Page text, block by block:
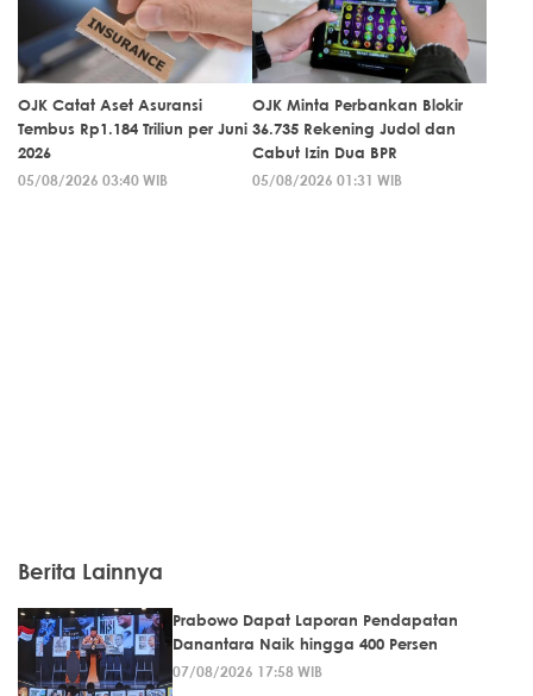
OJK Catat Aset Asuransi
Tembus Rp1.184 Triliun per Juni
2026
05/08/2026 03:40 WIB
OJK Minta Perbankan Blokir
36.735 Rekening Judol dan
Cabut Izin Dua BPR
05/08/2026 01:31 WIB
Berita Lainnya
Prabowo Dapat Laporan Pendapatan
Danantara Naik hingga 400 Persen
07/08/2026 17:58 WIB